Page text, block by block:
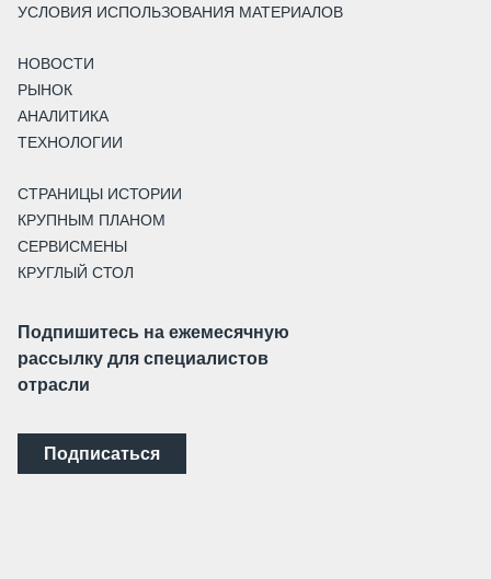
УСЛОВИЯ ИСПОЛЬЗОВАНИЯ МАТЕРИАЛОВ
НОВОСТИ
РЫНОК
АНАЛИТИКА
ТЕХНОЛОГИИ
СТРАНИЦЫ ИСТОРИИ
КРУПНЫМ ПЛАНОМ
СЕРВИСМЕНЫ
КРУГЛЫЙ СТОЛ
Подпишитесь на ежемесячную
рассылку для специалистов
отрасли
Подписаться